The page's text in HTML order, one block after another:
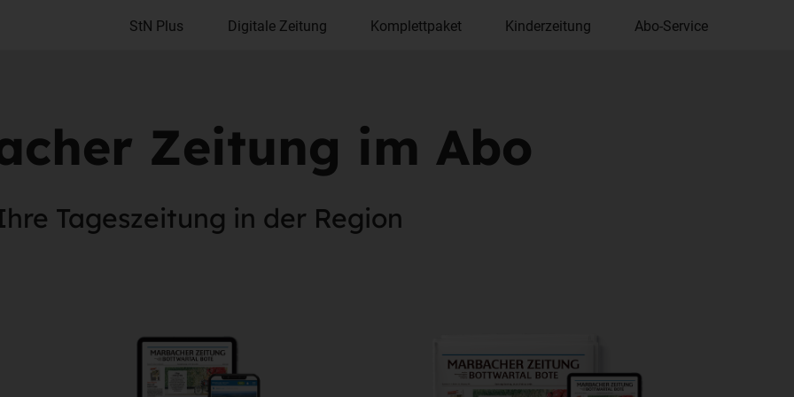
StN Plus Digitale Zeitung Komplettpaket Kinderzeitung Abo-Service
Zeitung im Abo
Tageszeitung in der Region